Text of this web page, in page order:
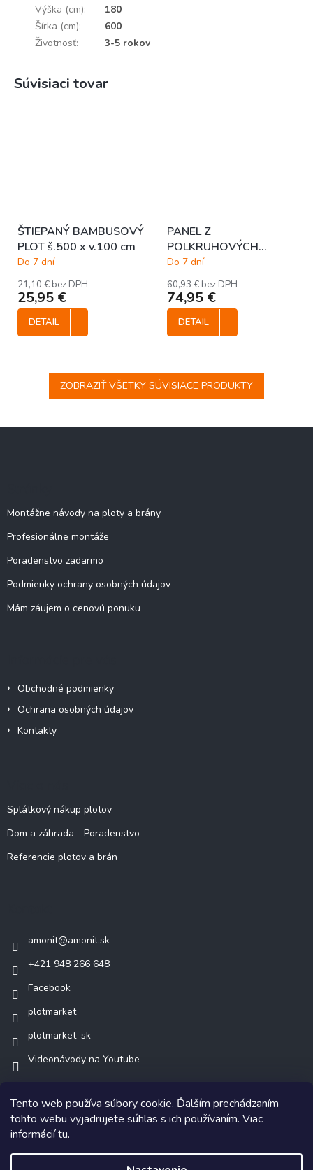
Tento web používa súbory cookie. Ďalším prechádzaním
tohto webu vyjadrujete súhlas s ich používaním. Viac
informáciítu.
Výška (cm):
180
Šírka (cm):
600
Životnosť: 3-5 rokov
Súvisiaci tovar
ŠTIEPANÝ BAMBUSOVÝ
PLOT š.500 x v.100 cm
Do 7 dní
21,10 € bez DPH
25,95 €
DETAIL
PANEL Z
POLKRUHOVÝCH
BAMBUSOVÝCH TYČÍ
TMAVOHNEDÝ š.90 x
v.180 cm
Do 7 dní
60,93 € bez DPH
74,95 €
DETAIL
ZOBRAZIŤ VŠETKY SÚVISIACE PRODUKTY
Montážne návody na ploty a brány
Profesionálne montáže
Poradenstvo zadarmo
Podmienky ochrany osobných údajov
Mám záujem o cenovú ponuku
Obchodné podmienky
Ochrana osobných údajov
Kontakty
Splátkový nákup plotov
Dom a záhrada - Poradenstvo
Referencie plotov a brán
amonit@amonit.sk
+421 948 266 648
Facebook
plotmarket
plotmarket_sk
Videonávody na Youtube
Copyright 2026AMONIT.sk. Všetky práva vyhradené.